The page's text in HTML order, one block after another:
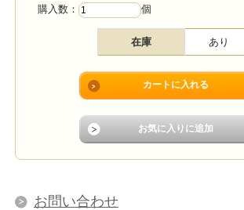
購入数： 個
在庫 あり
お問い合わせ